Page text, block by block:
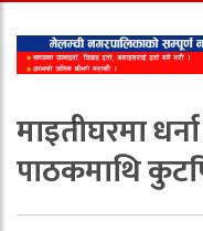
माइतीघरमा
पाठकमाथि